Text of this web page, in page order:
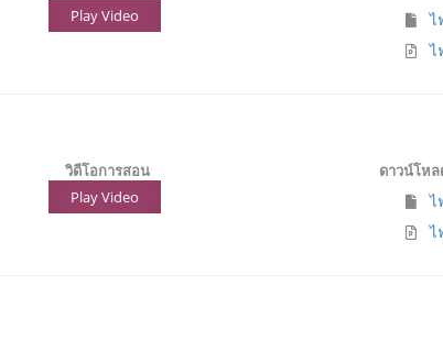
Play Video
ไ
ไ
วิดีโอการสอน
Play Video
ดาวน์โหล
ไ
ไ